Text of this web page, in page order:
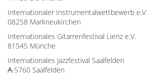
Internationaler Instrumentalwettbewerb e.V.
08258 Markneukirchen
Internationales Gitarrenfestival Lienz e.V.
81545 Münche
Internationales Jazzfestival Saalfelden
A-5760 Saalfelden